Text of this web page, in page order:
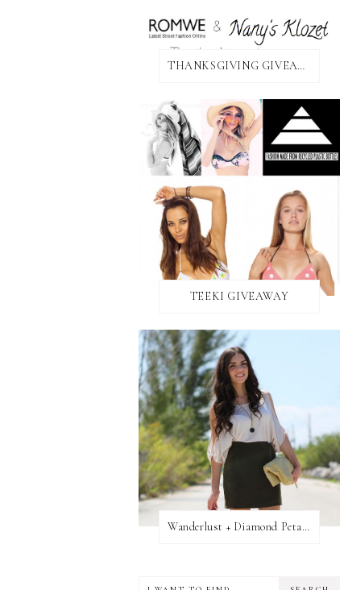
THANKSGIVING GIVEAWAY!
TEEKI GIVEAWAY
Wanderlust + Diamond Petal Giveaway